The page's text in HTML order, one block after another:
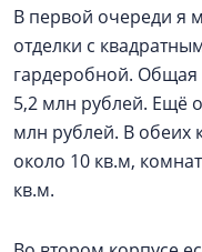
В первой очереди я
отделки с
гардеробной.
5,2 млн рублей. Ещё
млн рублей. В обеих
около 10 кв.м,
кв.м.